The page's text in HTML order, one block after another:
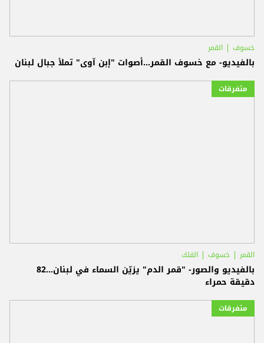
خسوف القمر
بالفيديو- مع خسوف القمر...أصوات "إبن آوى" تملأ جبال لبنان
متفرقات
القمر خسوف الفلك
بالفيديو والصور- "قمر الدم" يزيّن السماء في لبنان...82
دقيقة حمراء
متفرقات